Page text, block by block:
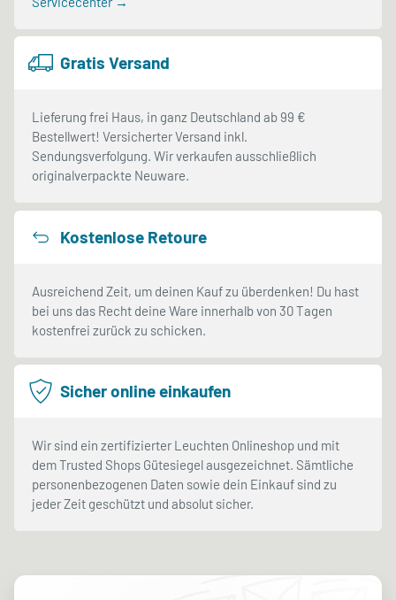
Gratis Versand
Lieferung frei Haus, in ganz Deutschland ab 99 €
Bestellwert! Versicherter Versand inkl.
Sendungsverfolgung. Wir verkaufen ausschließlich
originalverpackte Neuware.
Kostenlose Retoure
Ausreichend Zeit, um deinen Kauf zu überdenken! Du hast
bei uns das Recht deine Ware innerhalb von 30 Tagen
kostenfrei zurück zu schicken.
Sicher online einkaufen
Wir sind ein zertifizierter Leuchten Onlineshop und mit
dem Trusted Shops Gütesiegel ausgezeichnet. Sämtliche
personenbezogenen Daten sowie dein Einkauf sind zu
jeder Zeit geschützt und absolut sicher.